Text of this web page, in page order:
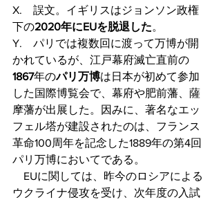
X.　誤文。イギリスはジョンソン政権
下の2020年にEUを脱退した。
Y.　パリでは複数回に渡って万博が開
かれているが、江戸幕府滅亡直前の
1867年のパリ万博は日本が初めて参加
した国際博覧会で、幕府や肥前藩、薩
摩藩が出展した。因みに、著名なエッ
フェル塔が建設されたのは、フランス
革命100周年を記念した1889年の第4回
パリ万博においてである。
EUに関しては、昨今のロシアによる
ウクライナ侵攻を受け、次年度の入試